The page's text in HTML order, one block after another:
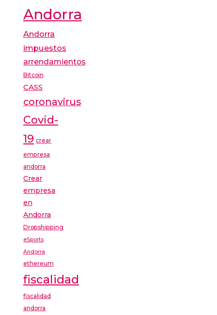
Andorra
Andorra
impuestos
arrendamientos
Bitcoin
CASS
coronavirus
Covid-
19 crear
empresa
andorra
Crear
empresa
en
Andorra
Dropshipping
eSports
Andorra
ethereum
fiscalidad
fiscalidad
andorra